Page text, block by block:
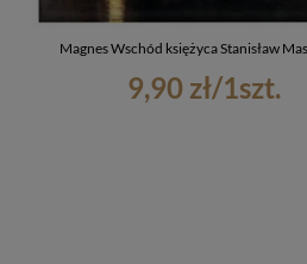
Magnes Wschód księżyca Stanisław
9,90 zł/1szt.